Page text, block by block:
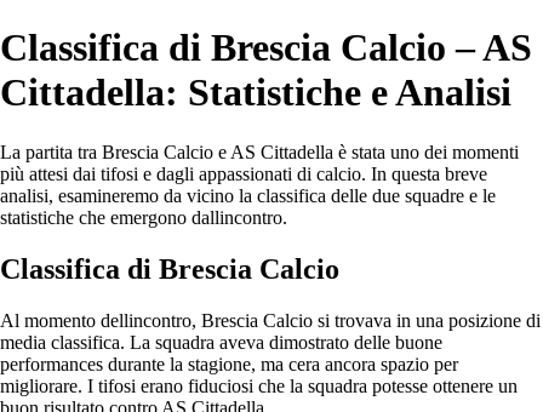
Classifica di Brescia Calcio – AS
Cittadella: Statistiche e Analisi
La partita tra Brescia Calcio e AS Cittadella è stata uno dei momenti
più attesi dai tifosi e dagli appassionati di calcio. In questa breve
analisi, esamineremo da vicino la classifica delle due squadre e le
statistiche che emergono dallincontro.
Classifica di Brescia Calcio
Al momento dellincontro, Brescia Calcio si trovava in una posizione di
media classifica. La squadra aveva dimostrato delle buone
performances durante la stagione, ma cera ancora spazio per
migliorare. I tifosi erano fiduciosi che la squadra potesse ottenere un
buon risultato contro AS Cittadella.